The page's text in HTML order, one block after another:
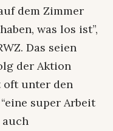
dem Zimmer
was los ist”,
Das seien
der Aktion
oft unter den
super Arbeit
auch